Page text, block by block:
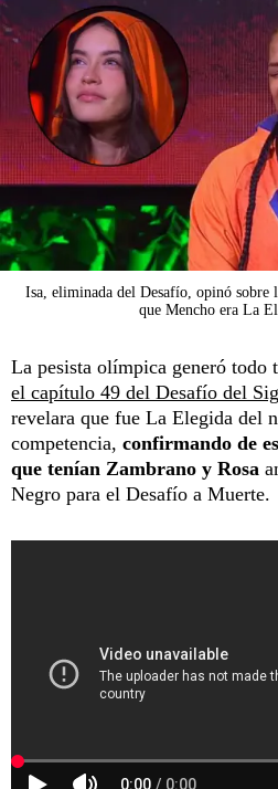
Isa, eliminada del Desafío, opinó sobre
que Mencho era La
La pesista olímpica generó todo
el capítulo 49 del Desafío del
revelara que fue La Elegida del
competencia, confirmando de
que tenían Zambrano y Rosa
Negro para el Desafío a Muerte.